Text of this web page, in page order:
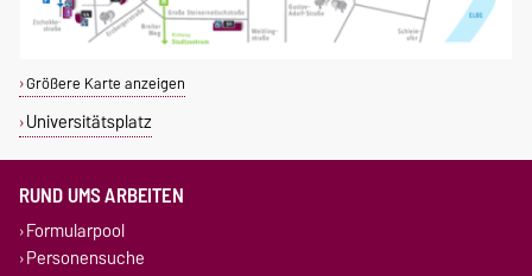
Größere Karte anzeigen
Universitätsplatz
RUND UMS ARBEITEN
Formularpool
Personensuche